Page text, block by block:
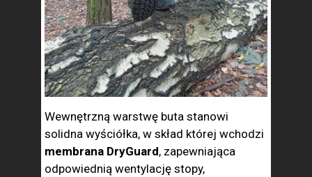
Wewnętrzną warstwę buta stanowi
solidna wyściółka, w skład której wchodzi
membrana DryGuard, zapewniająca
odpowiednią wentylację stopy,